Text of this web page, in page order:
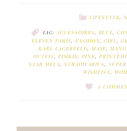
LIFESTYLE,
TAG:ACCESSOIRES, BLUE,
ELEVEN PARIS, FASHION, GIRL,
KARL LAGERFELD, MAJE,
OUTFIT, PIMKIE, PINK,
STAR MELA, STRADIVARIUS,
WISHLIST,
2